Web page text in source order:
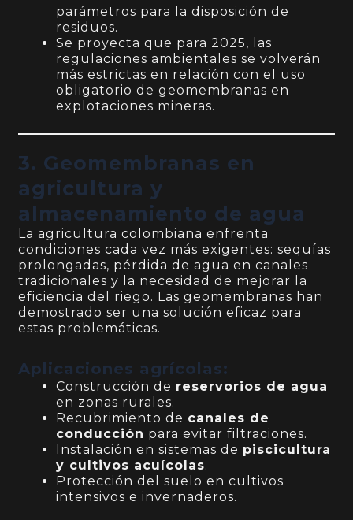
parámetros para la disposición de
residuos.
Se proyecta que para 2025, las
regulaciones ambientales se volverán
más estrictas en relación con el uso
obligatorio de geomembranas en
explotaciones mineras.
3. Geomembranas en
agricultura y
almacenamiento de agua
La agricultura colombiana enfrenta
condiciones cada vez más exigentes: sequías
prolongadas, pérdida de agua en canales
tradicionales y la necesidad de mejorar la
eficiencia del riego. Las geomembranas han
demostrado ser una solución eficaz para
estas problemáticas.
Aplicaciones agrícolas:
Construcción de reservorios de agua
en zonas rurales.
Recubrimiento de canales de
conducción para evitar filtraciones.
Instalación en sistemas de piscicultura
y cultivos acuícolas.
Protección del suelo en cultivos
intensivos e invernaderos.